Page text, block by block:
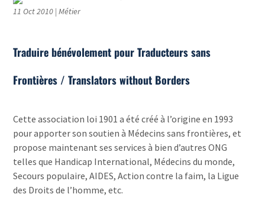
11 Oct 2010 |Métier
Traduire bénévolement pour Traducteurs sans
Frontières / Translators without Borders
Cette association loi 1901 a été créé à l’origine en 1993
pour apporter son soutien à Médecins sans frontières, et
propose maintenant ses services à bien d’autres ONG
telles que Handicap International, Médecins du monde,
Secours populaire, AIDES, Action contre la faim, la Ligue
des Droits de l’homme, etc.